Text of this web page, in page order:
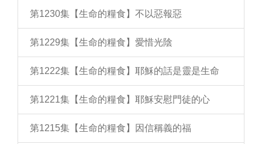
第1230集【生命的糧食】不以惡報惡
第1229集【生命的糧食】愛惜光陰
第1222集【生命的糧食】耶穌的話是靈是生命
第1221集【生命的糧食】耶穌安慰門徒的心
第1215集【生命的糧食】因信稱義的福